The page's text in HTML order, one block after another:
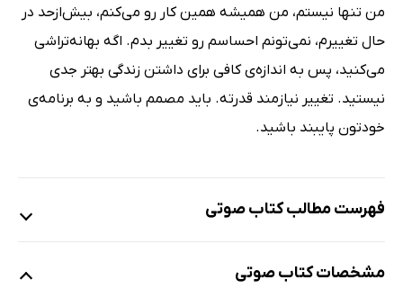
من تنها نیستم، من همیشه همین کار رو می‌کنم، بیش‌ازحد در
حال تغییرم، نمی‌تونم احساسم رو تغییر بدم. اگه بهانه‌تراشی
می‌کنید، پس به اندازه‌ی کافی برای داشتن زندگی بهتر جدی
نیستید. تغییر نیازمند قدرته. باید مصمم باشید و به برنامه‌ی
خودتون پایبند باشید.
فهرست مطالب کتاب صوتی
نمونه
مشخصات کتاب صوتی